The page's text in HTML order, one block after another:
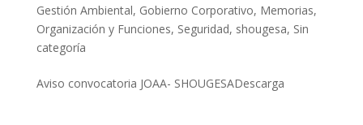
Gestión Ambiental, Gobierno Corporativo, Memorias,
Organización y Funciones, Seguridad, shougesa, Sin
categoría
Aviso convocatoria JOAA- SHOUGESADescarga